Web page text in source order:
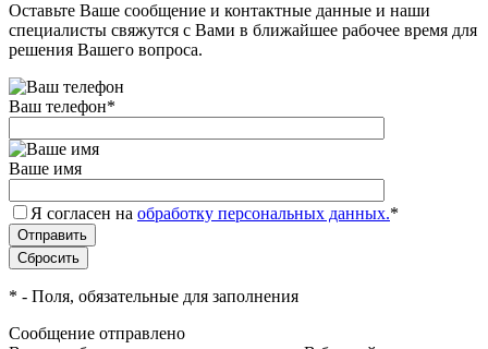
Оставьте Ваше сообщение и контактные данные и наши
специалисты свяжутся с Вами в ближайшее рабочее время для
решения Вашего вопроса.
Ваш телефон*
Ваше имя
Я согласен на обработку персональных данных.*
* - Поля, обязательные для заполнения
Сообщение отправлено